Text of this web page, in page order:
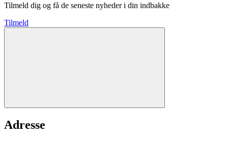
Tilmeld dig og få de seneste nyheder i din indbakke
Tilmeld
Adresse